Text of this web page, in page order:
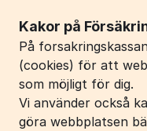
Kakor på
På
(cookies) för att
som möjligt för dig.
Vi använder också
göra webbplatsen